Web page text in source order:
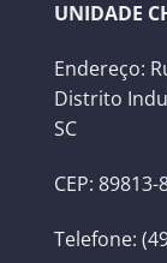
UNIDADE
Endereço:
Distrito
SC
CEP: 89813-
Telefone: